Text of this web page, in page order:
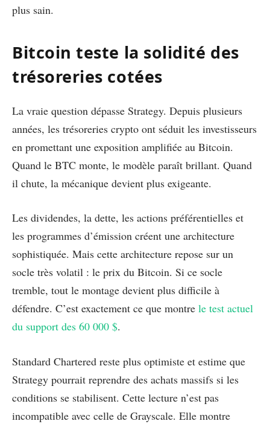
plus sain.
Bitcoin teste la solidité des
trésoreries cotées
La vraie question dépasse Strategy. Depuis plusieurs
années, les trésoreries crypto ont séduit les investisseurs
en promettant une exposition amplifiée au Bitcoin.
Quand le BTC monte, le modèle paraît brillant. Quand
il chute, la mécanique devient plus exigeante.
Les dividendes, la dette, les actions préférentielles et
les programmes d’émission créent une architecture
sophistiquée. Mais cette architecture repose sur un
socle très volatil : le prix du Bitcoin. Si ce socle
tremble, tout le montage devient plus difficile à
défendre. C’est exactement ce que montre le test actuel
du support des 60 000 $.
Standard Chartered reste plus optimiste et estime que
Strategy pourrait reprendre des achats massifs si les
conditions se stabilisent. Cette lecture n’est pas
incompatible avec celle de Grayscale. Elle montre